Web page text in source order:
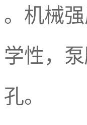
。机械
学性，
孔。